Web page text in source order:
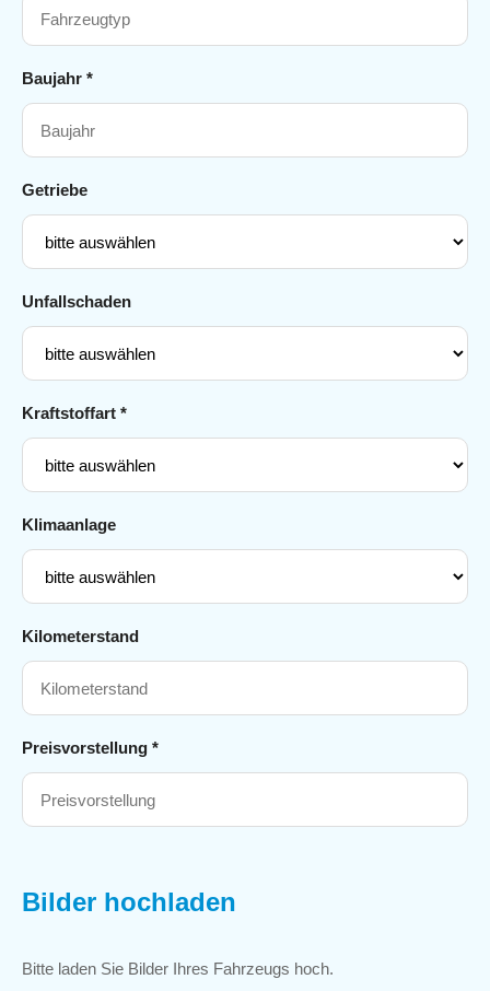
Baujahr *
Getriebe
Unfallschaden
Kraftstoffart *
Klimaanlage
Kilometerstand
Preisvorstellung *
Bilder hochladen
Bitte laden Sie Bilder Ihres Fahrzeugs hoch.